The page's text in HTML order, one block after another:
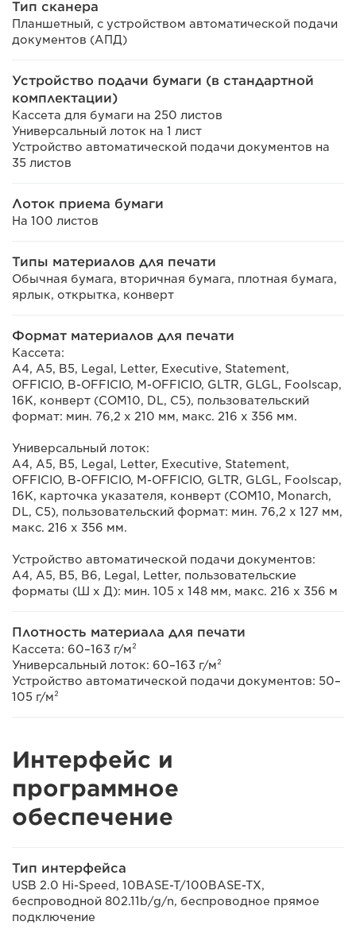
Тип сканера
Планшетный, с устройством автоматической подачи
документов (АПД)
Устройство подачи бумаги (в стандартной
комплектации)
Кассета для бумаги на 250 листов
Универсальный лоток на 1 лист
Устройство автоматической подачи документов на
35 листов
Лоток приема бумаги
На 100 листов
Типы материалов для печати
Обычная бумага, вторичная бумага, плотная бумага,
ярлык, открытка, конверт
Формат материалов для печати
Кассета:
A4, A5, B5, Legal, Letter, Executive, Statement,
OFFICIO, B-OFFICIO, M-OFFICIO, GLTR, GLGL, Foolscap,
16K, конверт (COM10, DL, C5), пользовательский
формат: мин. 76,2 х 210 мм, макс. 216 х 356 мм.
Универсальный лоток:
A4, A5, B5, Legal, Letter, Executive, Statement,
OFFICIO, B-OFFICIO, M-OFFICIO, GLTR, GLGL, Foolscap,
16K, карточка указателя, конверт (COM10, Monarch,
DL, C5), пользовательский формат: мин. 76,2 x 127 мм,
макс. 216 х 356 мм.
Устройство автоматической подачи документов:
A4, A5, B5, B6, Legal, Letter, пользовательские
форматы (Ш x Д): мин. 105 x 148 мм, макс. 216 x 356 м
Плотность материала для печати
Кассета: 60–163 г/м²
Универсальный лоток: 60–163 г/м²
Устройство автоматической подачи документов: 50–
105 г/м²
Интерфейс и
программное
обеспечение
Тип интерфейса
USB 2.0 Hi-Speed, 10BASE-T/100BASE-TX,
беспроводной 802.11b/g/n, беспроводное прямое
подключение